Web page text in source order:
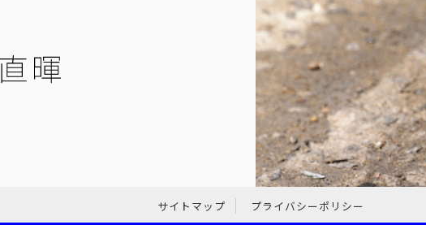
サイトマップ プライバシーポリシー